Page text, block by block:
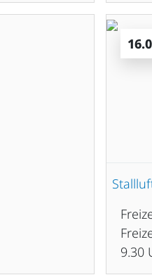
9.30